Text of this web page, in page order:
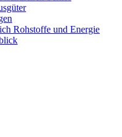
Rohstoffe und Energie